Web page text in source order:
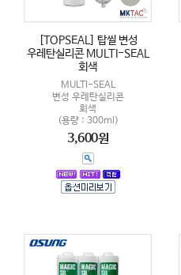
[TOPSEAL] 탑씰 변성
우레탄실리콘 MULTI-SEAL
회색
MULTI-SEAL
변성 우레탄실리콘
회색
(용량 : 300ml)
3,600원